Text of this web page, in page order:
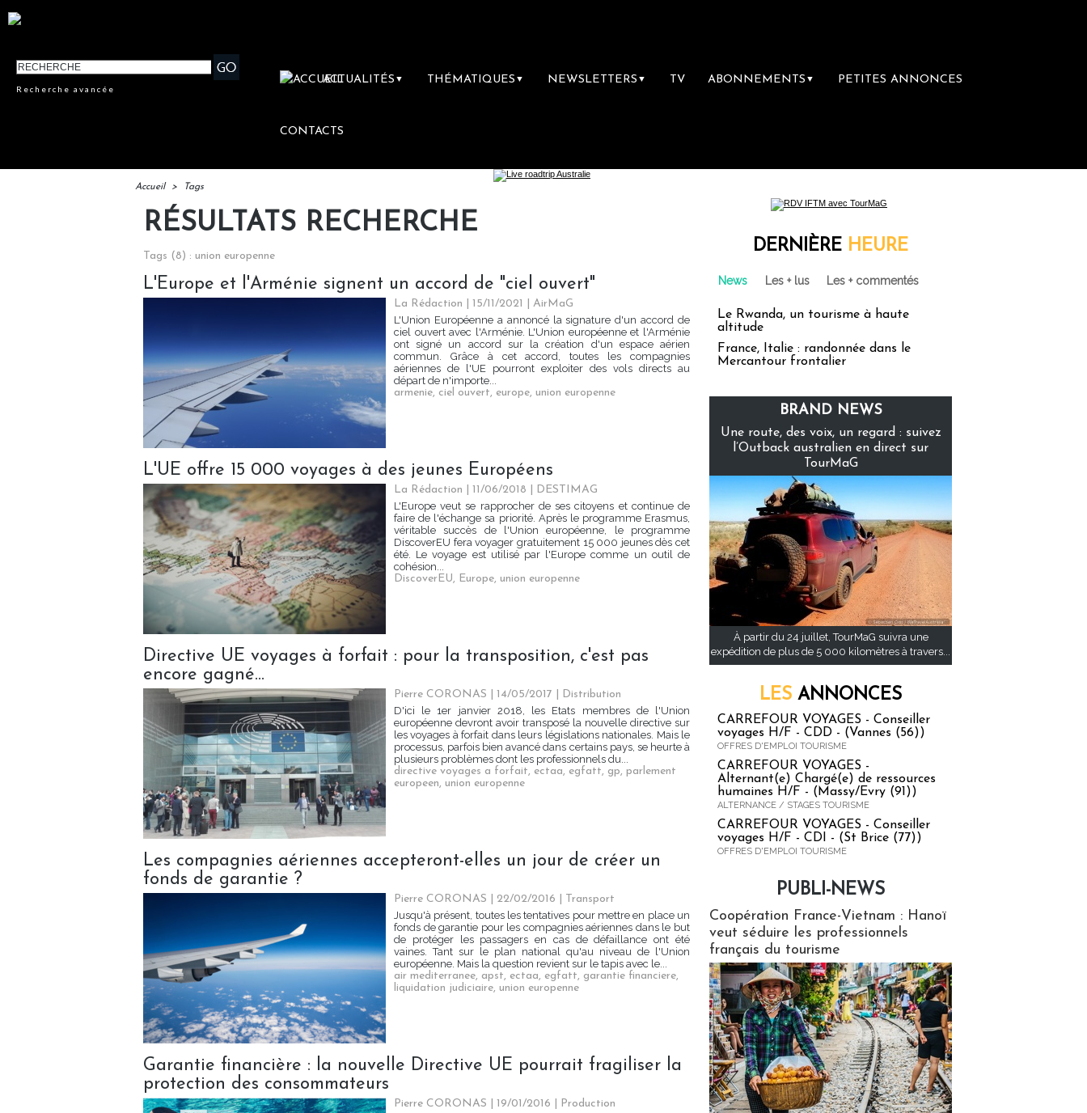
Recherche avancée
ACTUALITÉS ▼ THÉMATIQUES ▼ NEWSLETTERS ▼ TV ABONNEMENTS ▼ PETITES ANNONCES
CONTACTS
Accueil > Tags
RÉSULTATS RECHERCHE
Tags (8) : union europenne
L'Europe et l'Arménie signent un accord de "ciel ouvert"
La Rédaction | 15/11/2021
AirMaG
L'Union Européenne a annoncé la signature d'un accord de
ciel ouvert avec l'Arménie. L'Union européenne et l'Arménie
ont signé un accord sur la création d'un espace aérien
commun. Grâce à cet accord, toutes les compagnies
aériennes de l'UE pourront exploiter des vols directs au
départ de n'importe...
armenie, ciel ouvert, europe, union europenne
L'UE offre 15 000 voyages à des jeunes Européens
La Rédaction | 11/06/2018
DESTIMAG
L'Europe veut se rapprocher de ses citoyens et continue de
faire de l'échange sa priorité. Après le programme Erasmus,
véritable succès de l'Union européenne, le programme
DiscoverEU fera voyager gratuitement 15 000 jeunes dès cet
été. Le voyage est utilisé par l'Europe comme un outil de
cohésion...
DiscoverEU, Europe, union europenne
Directive UE voyages à forfait : pour la transposition, c'est pas
encore gagné...
Pierre CORONAS | 14/05/2017
Distribution
D'ici le 1er janvier 2018, les Etats membres de l'Union
européenne devront avoir transposé la nouvelle directive sur
les voyages à forfait dans leurs législations nationales. Mais le
processus, parfois bien avancé dans certains pays, se heurte à
plusieurs problèmes dont les professionnels du...
directive voyages a forfait, ectaa, egfatt, gp, parlement
europeen, union europenne
Les compagnies aériennes accepteront-elles un jour de créer un
fonds de garantie ?
Pierre CORONAS | 22/02/2016
Transport
Jusqu'à présent, toutes les tentatives pour mettre en place un
fonds de garantie pour les compagnies aériennes dans le but
de protéger les passagers en cas de défaillance ont été
vaines. Tant sur le plan national qu'au niveau de l'Union
européenne. Mais la question revient sur le tapis avec le...
air mediterranee, apst, ectaa, egfatt, garantie financiere,
liquidation judiciaire, union europenne
Garantie financière : la nouvelle Directive UE pourrait fragiliser la
protection des consommateurs
Pierre CORONAS | 19/01/2016
Production
DERNIÈRE HEURE
News Les + lus Les + commentés
Le Rwanda, un tourisme à haute
altitude
France, Italie : randonnée dans le
Mercantour frontalier
BRAND NEWS
Une route, des voix, un regard : suivez
l’Outback australien en direct sur
TourMaG
À partir du 24 juillet, TourMaG suivra une
expédition de plus de 5 000 kilomètres à travers...
LES ANNONCES
CARREFOUR VOYAGES - Conseiller
voyages H/F - CDD - (Vannes (56))
OFFRES D'EMPLOI TOURISME
CARREFOUR VOYAGES -
Alternant(e) Chargé(e) de ressources
humaines H/F - (Massy/Evry (91))
ALTERNANCE / STAGES TOURISME
CARREFOUR VOYAGES - Conseiller
voyages H/F - CDI - (St Brice (77))
OFFRES D'EMPLOI TOURISME
PUBLI-NEWS
Coopération France-Vietnam : Hanoï
veut séduire les professionnels
français du tourisme